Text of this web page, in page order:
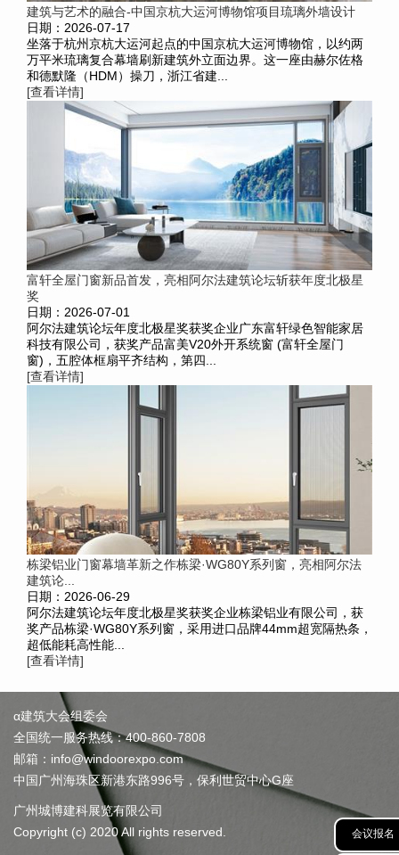
会议报名
建筑与艺术的融合-中国京杭大运河博物馆项目琉璃外墙设计
日期：2026-07-17
坐落于杭州京杭大运河起点的中国京杭大运河博物馆，以约两
万平米琉璃复合幕墙刷新建筑外立面边界。这一座由赫尔佐格
和德默隆（HDM）操刀，浙江省建...
[查看详情]
富轩全屋门窗新品首发，亮相阿尔法建筑论坛斩获年度北极星
奖
日期：2026-07-01
阿尔法建筑论坛年度北极星奖获奖企业广东富轩绿色智能家居
科技有限公司，获奖产品富美V20外开系统窗 (富轩全屋门
窗)，五腔体框扇平齐结构，第四...
[查看详情]
栋梁铝业门窗幕墙革新之作栋梁·WG80Y系列窗，亮相阿尔法
建筑论...
日期：2026-06-29
阿尔法建筑论坛年度北极星奖获奖企业栋梁铝业有限公司，获
奖产品栋梁·WG80Y系列窗，采用进口品牌44mm超宽隔热条，
超低能耗高性能...
[查看详情]
α建筑大会组委会
全国统一服务热线：400-860-7808
邮箱：info@windoorexpo.com
中国广州海珠区新港东路996号，保利世贸中心G座
广州城博建科展览有限公司
Copyright (c) 2020 All rights reserved.